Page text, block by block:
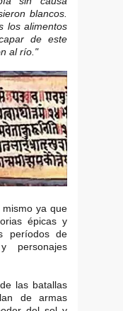
blancos.
los alimentos
de este
al río."
ya que
épicas y
períodos de
personajes
las batallas
de armas